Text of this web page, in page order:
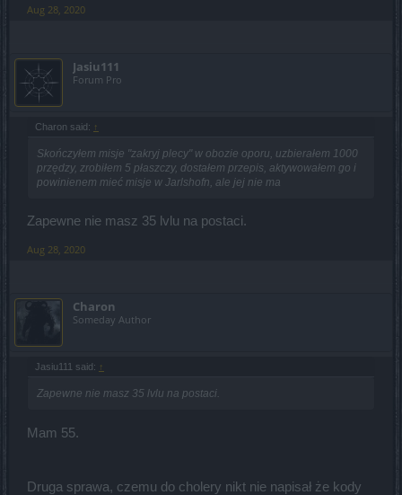
Aug 28, 2020
Jasiu111
Forum Pro
Charon said: ↑
Skończyłem misje "zakryj plecy" w obozie oporu, uzbierałem 1000
przędzy, zrobiłem 5 płaszczy, dostałem przepis, aktywowałem go i
powinienem mieć misje w Jarlshofn, ale jej nie ma
Zapewne nie masz 35 lvlu na postaci.
Aug 28, 2020
Charon
Someday Author
Jasiu111 said: ↑
Zapewne nie masz 35 lvlu na postaci.
Mam 55.
Druga sprawa, czemu do cholery nikt nie napisał że kody